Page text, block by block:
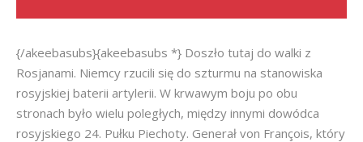
{/akeebasubs}{akeebasubs *} Doszło tutaj do walki z
Rosjanami. Niemcy rzucili się do szturmu na stanowiska
rosyjskiej baterii artylerii. W krwawym boju po obu
stronach było wielu poległych, między innymi dowódca
rosyjskiego 24. Pułku Piechoty. Generał von François, który